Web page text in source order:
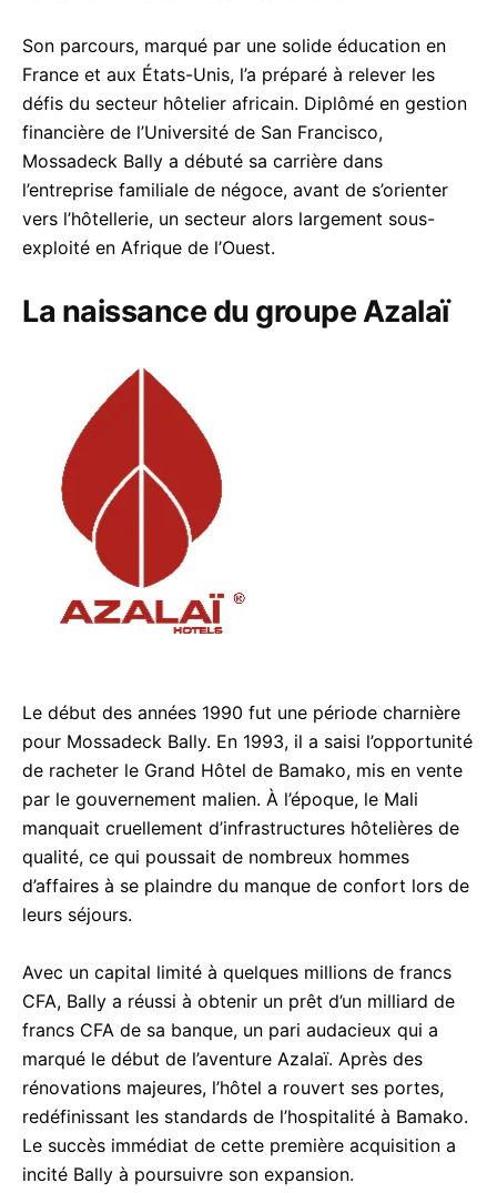
Messenger
Son parcours, marqué par une solide éducation en
France et aux États-Unis, l’a préparé à relever les
défis du secteur hôtelier africain. Diplômé en gestion
financière de l’Université de San Francisco,
Mossadeck Bally a débuté sa carrière dans
l’entreprise familiale de négoce, avant de s’orienter
vers l’hôtellerie, un secteur alors largement sous-
exploité en Afrique de l’Ouest.
La naissance du groupe Azalaï
Le début des années 1990 fut une période charnière
pour Mossadeck Bally. En 1993, il a saisi l’opportunité
de racheter le Grand Hôtel de Bamako, mis en vente
par le gouvernement malien. À l’époque, le Mali
manquait cruellement d’infrastructures hôtelières de
qualité, ce qui poussait de nombreux hommes
d’affaires à se plaindre du manque de confort lors de
leurs séjours.
Avec un capital limité à quelques millions de francs
CFA, Bally a réussi à obtenir un prêt d’un milliard de
francs CFA de sa banque, un pari audacieux qui a
marqué le début de l’aventure Azalaï. Après des
rénovations majeures, l’hôtel a rouvert ses portes,
redéfinissant les standards de l’hospitalité à Bamako.
Le succès immédiat de cette première acquisition a
incité Bally à poursuivre son expansion.